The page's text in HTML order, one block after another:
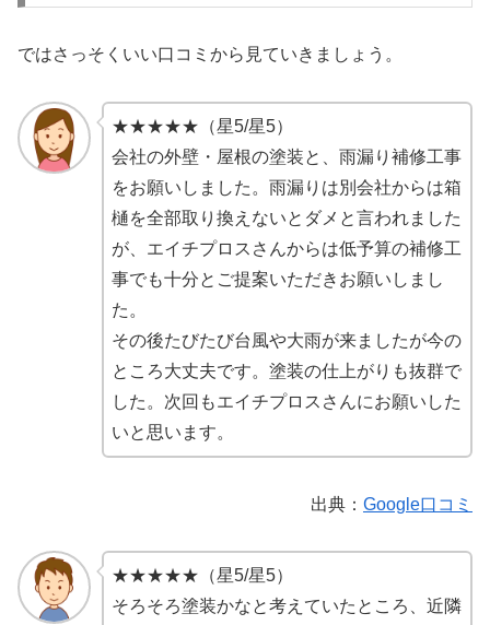
ではさっそくいい口コミから見ていきましょう。
★★★★★（星5/星5）
会社の外壁・屋根の塗装と、雨漏り補修工事
をお願いしました。雨漏りは別会社からは箱
樋を全部取り換えないとダメと言われました
が、エイチプロスさんからは低予算の補修工
事でも十分とご提案いただきお願いしまし
た。
その後たびたび台風や大雨が来ましたが今の
ところ大丈夫です。塗装の仕上がりも抜群で
した。次回もエイチプロスさんにお願いした
いと思います。
出典： Google口コミ
★★★★★（星5/星5）
そろそろ塗装かなと考えていたところ、近隣